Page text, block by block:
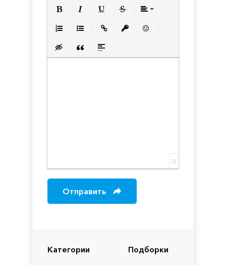
Категории Подборки
Вставка скрытого текста
Вставка цитаты
Вставка спойлера
0
Отправить